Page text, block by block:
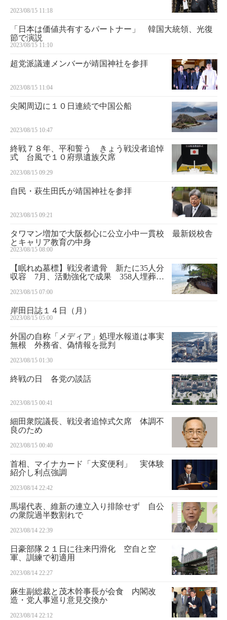
2023/08/15 11:18
「日本は価値共有するパートナー」 韓国大統領、光復
節で演説
2023/08/15 11:10
超党派議連メンバーが靖国神社を参拝
2023/08/15 11:04
尖閣周辺に１０日連続で中国公船
2023/08/15 10:47
終戦７８年、平和誓う きょう戦没者追悼
式 台風で１０府県遺族欠席
2023/08/15 09:29
自民・萩生田氏が靖国神社を参拝
2023/08/15 09:21
タワマン増加で大阪都心に公立小中一貫校 最新鋭校舎
とキャリア教育の中身
2023/08/15 08:00
【眠れぬ墓標】戦没者遺骨 新たに35人分
収容 7月、活動強化で成果 358人埋葬の
2023/08/15 07:00
岸田日誌１４日（月）
2023/08/15 05:00
外国の自称「メディア」処理水報道は事実
無根 外務省、偽情報を批判
2023/08/15 01:30
終戦の日 各党の談話
2023/08/15 00:41
細田衆院議長、戦没者追悼式欠席 体調不
良のため
2023/08/15 00:40
首相、マイナカード「大変便利」 実体験
紹介し利点強調
2023/08/14 22:42
馬場代表、維新の連立入り排除せず 自公
の衆院過半数割れで
2023/08/14 22:39
日豪部隊２１日に往来円滑化 空自と空
軍、訓練で初適用
2023/08/14 22:27
麻生副総裁と茂木幹事長が会食 内閣改
造・党人事巡り意見交換か
2023/08/14 22:12